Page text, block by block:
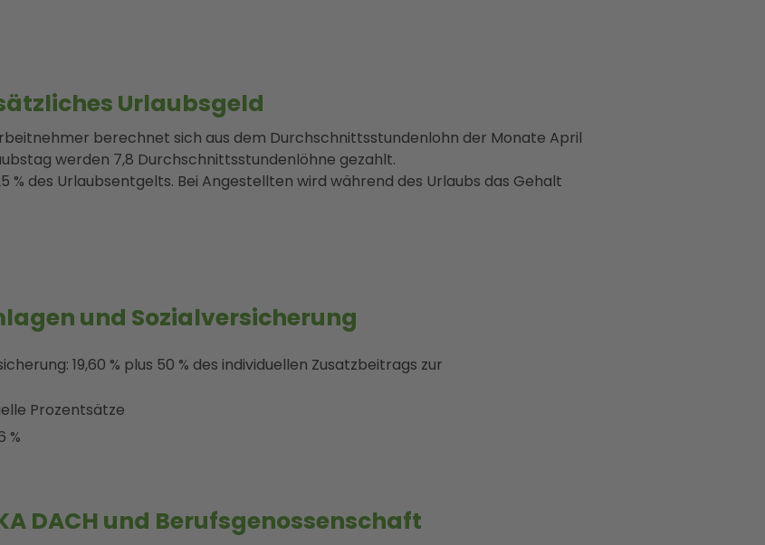
Urlaubsgeld
berechnet sich aus dem Durchschnittsstundenlohn der Monate April
werden 7,8 Durchschnittsstundenlöhne gezahlt.
% des Urlaubsentgelts. Bei Angestellten wird während des Urlaubs das Gehalt
und Sozialversicherung
19,60 % plus 50 % des individuellen Zusatzbeitrags zur
Prozentsätze
%
DACH und Berufsgenossenschaft